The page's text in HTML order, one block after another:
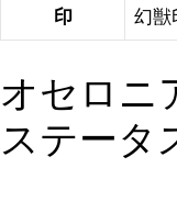
印 幻獣
オセロニ
ステータ